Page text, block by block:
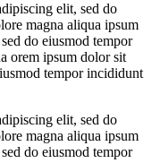
elit, sed do
magna aliqua ipsum
do eiusmod tempor
orem ipsum dolor sit
tempor incididunt
elit, sed do
magna aliqua ipsum
do eiusmod tempor